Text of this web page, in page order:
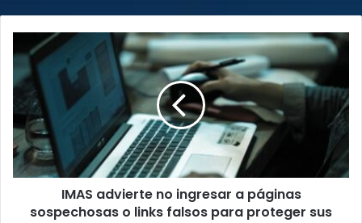
advierte
no
ingresar
páginas
sospechosas
o
links
para
IMAS advierte no ingresar a páginas
sospechosas o links falsos para proteger sus